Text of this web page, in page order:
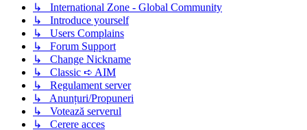
↳ International Zone - Global Community
↳ Introduce yourself
↳ Users Complains
↳ Forum Support
↳ Change Nickname
↳ Classic ➪ AIM
↳ Regulament server
↳ Anunțuri/Propuneri
↳ Votează serverul
↳ Cerere acces